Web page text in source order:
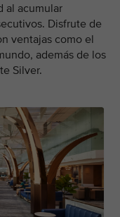
al acumular
Disfrute de
ventajas como el
además de los
Silver.